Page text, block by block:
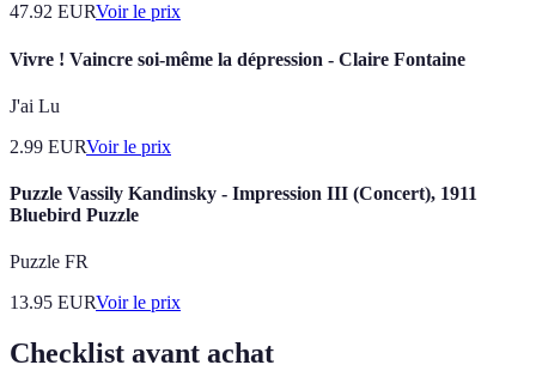
47.92 EURVoir le prix
Vivre ! Vaincre soi-même la dépression - Claire Fontaine
J'ai Lu
2.99 EURVoir le prix
Puzzle Vassily Kandinsky - Impression III (Concert), 1911
Bluebird Puzzle
Puzzle FR
13.95 EURVoir le prix
Checklist avant achat